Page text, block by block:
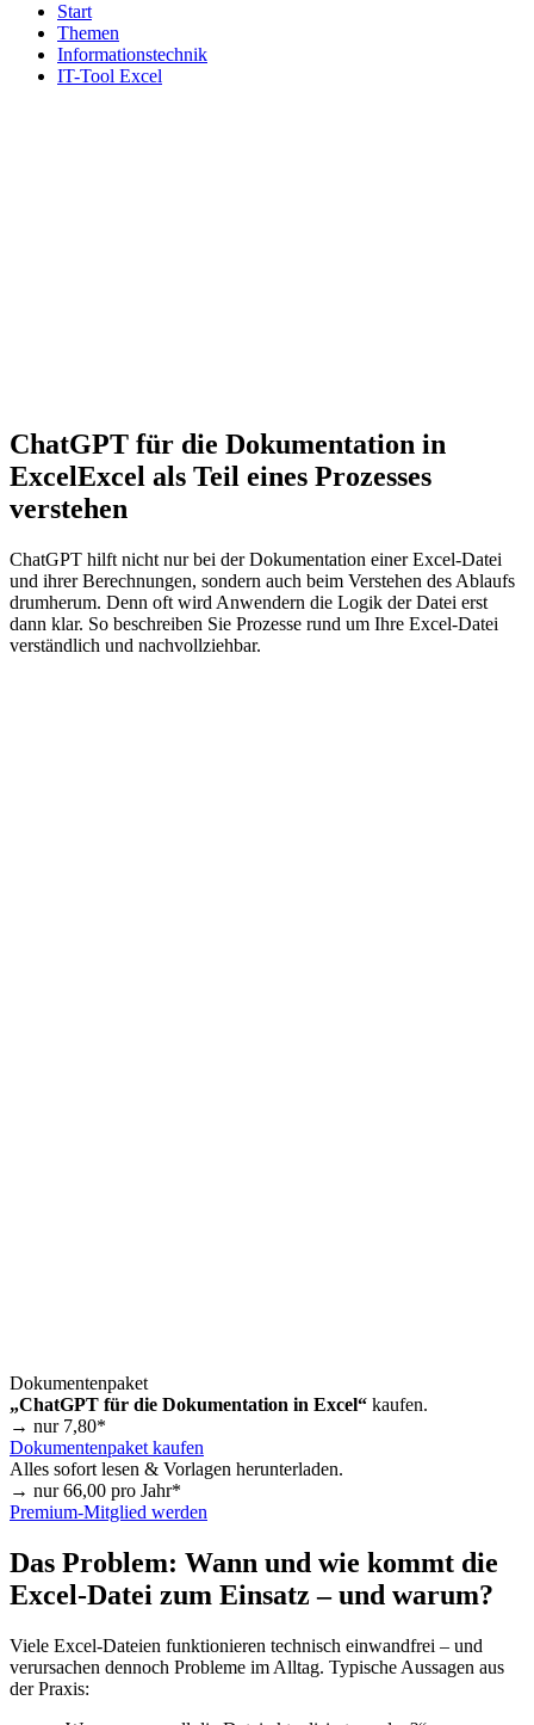
Start
Themen
Informationstechnik
IT-Tool Excel
ChatGPT für die Dokumentation in
ExcelExcel als Teil eines Prozesses
verstehen
ChatGPT hilft nicht nur bei der Dokumentation einer Excel-Datei
und ihrer Berechnungen, sondern auch beim Verstehen des Ablaufs
drumherum. Denn oft wird Anwendern die Logik der Datei erst
dann klar. So beschreiben Sie Prozesse rund um Ihre Excel-Datei
verständlich und nachvollziehbar.
Dokumentenpaket
„ChatGPT für die Dokumentation in Excel“ kaufen.
→ nur 7,80*
Dokumentenpaket kaufen
Alles sofort lesen & Vorlagen herunterladen.
→ nur66,00 pro Jahr*
Premium-Mitglied werden
Das Problem: Wann und wie kommt die
Excel-Datei zum Einsatz – und warum?
Viele Excel-Dateien funktionieren technisch einwandfrei – und
verursachen dennoch Probleme im Alltag. Typische Aussagen aus
der Praxis: